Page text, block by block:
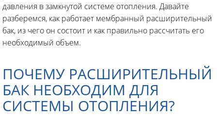
давления в замкнутой системе отопления. Давайте
разберемся, как работает мембранный расширительный
бак, из чего он состоит и как правильно рассчитать его
необходимый объем.
ПОЧЕМУ РАСШИРИТЕЛЬНЫЙ
БАК НЕОБХОДИМ ДЛЯ
СИСТЕМЫ ОТОПЛЕНИЯ?